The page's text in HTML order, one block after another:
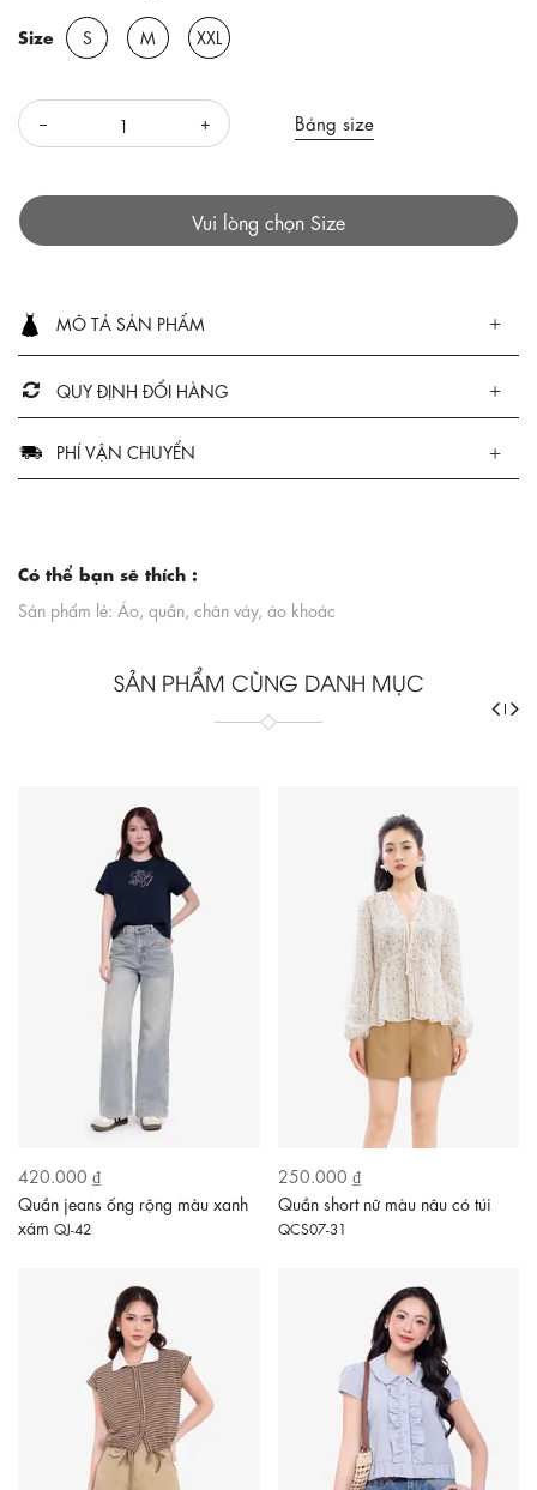
Size S M XXL
Bảng size
Vui lòng chọn Size
MÔ TẢ SẢN PHẨM
QUY ĐỊNH ĐỔI HÀNG
PHÍ VẬN CHUYỂN
Có thể bạn sẽ thích :
Sản phẩm lẻ: Áo, quần, chân váy, áo khoác
SẢN PHẨM CÙNG DANH MỤC
420.000 ₫
Quần jeans ống rộng màu xanh
xám QJ-42
250.000 ₫
Quần short nữ màu nâu có túi
QCS07-31